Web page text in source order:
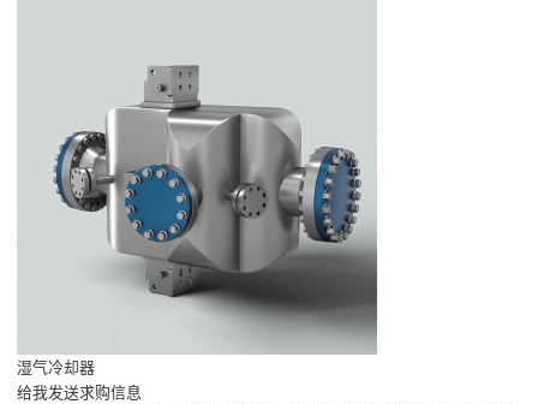
湿气冷却器
给我发送求购信息